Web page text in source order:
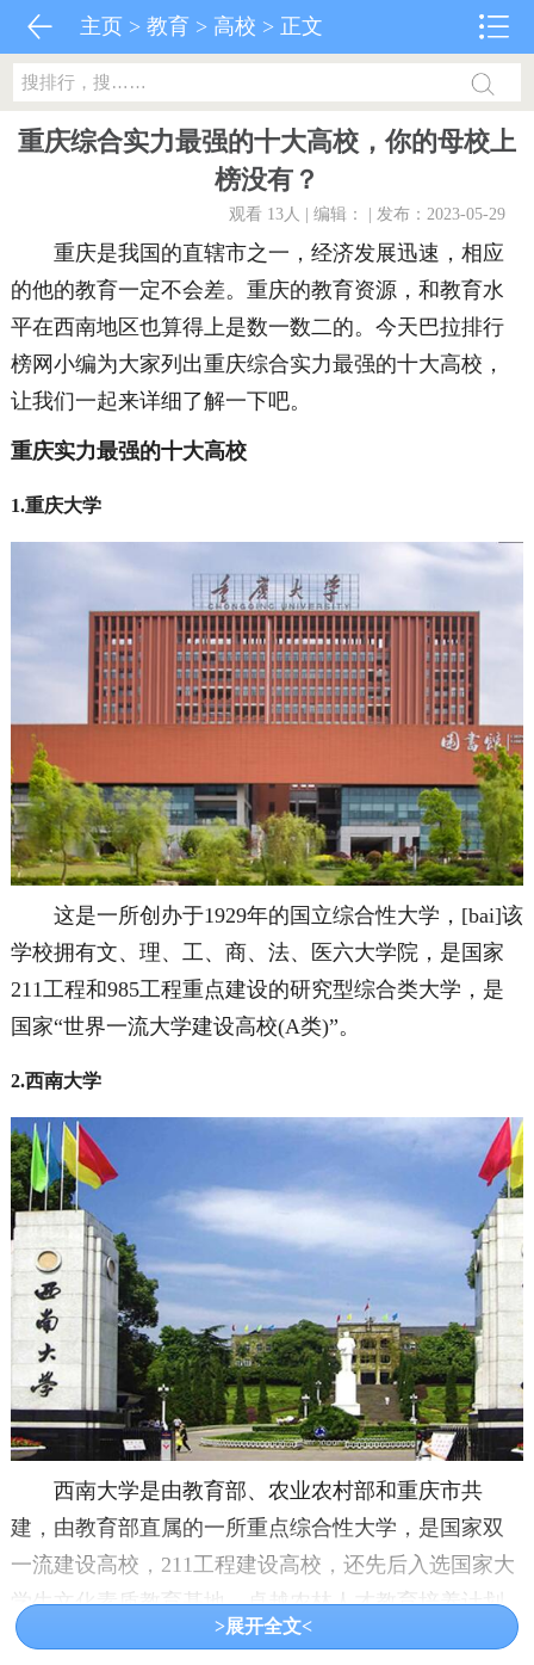
主页 >教育 > 高校 > 正文
重庆综合实力最强的十大高校，你的母校上
榜没有？
观看 13人 | 编辑： | 发布：2023-05-29
重庆是我国的直辖市之一，经济发展迅速，相应
的他的教育一定不会差。重庆的教育资源，和教育水
平在西南地区也算得上是数一数二的。今天巴拉排行
榜网小编为大家列出重庆综合实力最强的十大高校，
让我们一起来详细了解一下吧。
重庆实力最强的十大高校
1.重庆大学
这是一所创办于1929年的国立综合性大学，[bai]该
学校拥有文、理、工、商、法、医六大学院，是国家
211工程和985工程重点建设的研究型综合类大学，是
国家“世界一流大学建设高校(A类)”。
2.西南大学
西南大学是由教育部、农业农村部和重庆市共
建，由教育部直属的一所重点综合性大学，是国家双
一流建设高校，211工程建设高校，还先后入选国家大
学生文化素质教育基地、卓越农林人才教育培养计划
等诸多项目。
>展开全文<